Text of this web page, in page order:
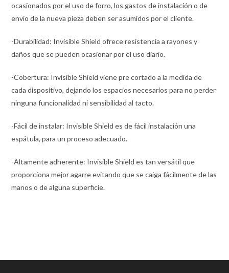
ocasionados por el uso de forro, los gastos de instalación o de
envío de la nueva pieza deben ser asumidos por el cliente.
-Durabilidad: Invisible Shield ofrece resistencia a rayones y
daños que se pueden ocasionar por el uso diario.
-Cobertura: Invisible Shield viene pre cortado a la medida de
cada dispositivo, dejando los espacios necesarios para no perder
ninguna funcionalidad ni sensibilidad al tacto.
-Fácil de instalar: Invisible Shield es de fácil instalación una
espátula, para un proceso adecuado.
-Altamente adherente: Invisible Shield es tan versátil que
proporciona mejor agarre evitando que se caiga fácilmente de las
manos o de alguna superficie.